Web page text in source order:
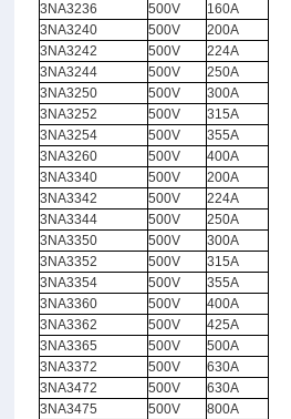
3NA3236
500V
160A
3NA3240
500V
200A
3NA3242
500V
224A
3NA3244
500V
250A
3NA3250
500V
300A
3NA3252
500V
315A
3NA3254
500V
355A
3NA3260
500V
400A
3NA3340
500V
200A
3NA3342
500V
224A
3NA3344
500V
250A
3NA3350
500V
300A
3NA3352
500V
315A
3NA3354
500V
355A
3NA3360
500V
400A
3NA3362
500V
425A
3NA3365
500V
500A
3NA3372
500V
630A
3NA3472
500V
630A
3NA3475
500V
800A